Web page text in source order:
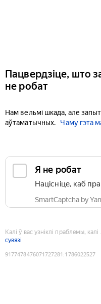
Пацвердзіце, што
не робат
Нам вельмі шкада, але
аўтаматычных.
Чаму гэта
Я не робат
Націсніце, каб
SmartCaptcha by
Калі ў вас узніклі праблемы,
сувязі
9177478476071727281 :1786022527